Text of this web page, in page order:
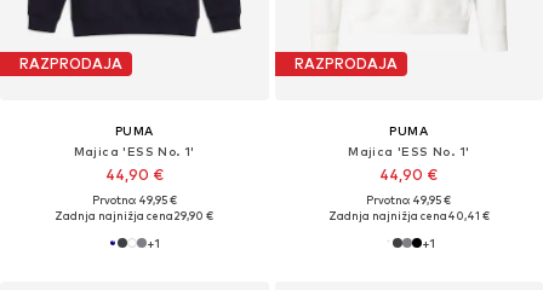
RAZPRODAJA
PUMA
Majica 'ESS No. 1'
44,90 €
Prvotno: 49,95 €
Zadnja najnižja cena29,90 €
+1
RAZPRODAJA
PUMA
Majica 'ESS No. 1'
44,90 €
Prvotno: 49,95 €
Zadnja najnižja cena40,41 €
+1